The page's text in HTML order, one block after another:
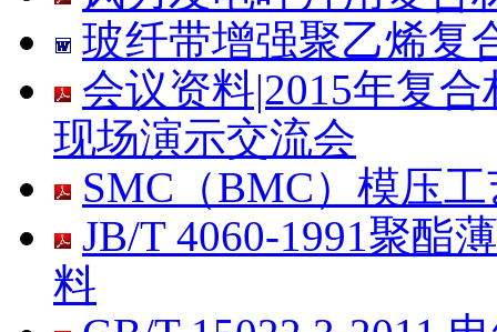
玻纤带增强聚乙烯复
会议资料|2015年复
现场演示交流会
SMC（BMC）模压
JB/T 4060-1991聚酯
料